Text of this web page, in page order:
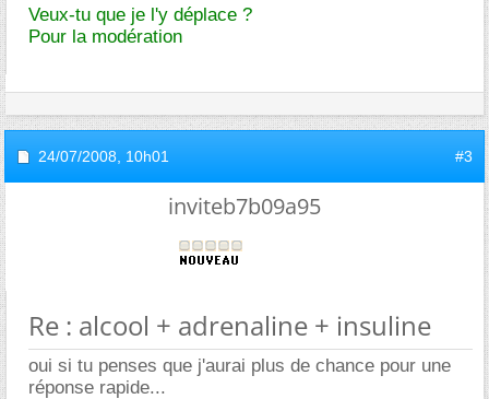
Veux-tu que je l'y déplace ?
Pour la modération
24/07/2008, 10h01 #3
inviteb7b09a95
Re : alcool + adrenaline + insuline
oui si tu penses que j'aurai plus de chance pour une
réponse rapide...